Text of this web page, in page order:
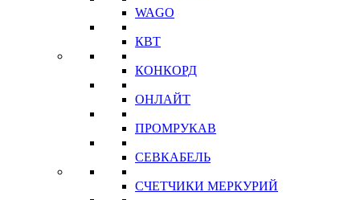
WAGO
КВТ
КОНКОРД
ОНЛАЙТ
ПРОМРУКАВ
СЕВКАБЕЛЬ
СЧЕТЧИКИ МЕРКУРИЙ